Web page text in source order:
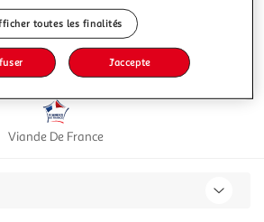
Label Rouge
Viande De France
toutes les finalités
J'accepte